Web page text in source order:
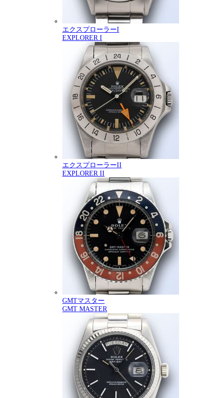
エクスプローラーI
EXPLORER I
エクスプローラーII
EXPLORER II
GMTマスター
GMT MASTER